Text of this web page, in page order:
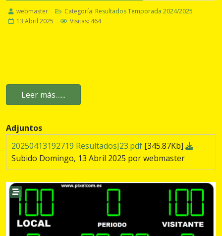
webmaster Categoría: Resultados Temporada 2024/2025
13 Abril 2025
Visitas: 464
Leer más…...
Adjuntos
20250413192719 ResultadosJ23.pdf [345.87Kb]
Subido Domingo, 13 Abril 2025 por webmaster